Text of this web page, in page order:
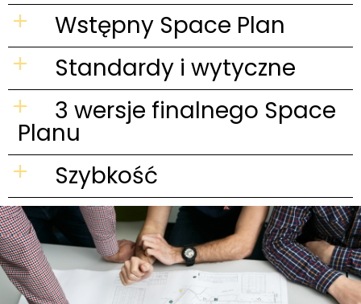
Wstępny Space Plan
Standardy i wytyczne
3 wersje finalnego Space
Planu
Szybkość